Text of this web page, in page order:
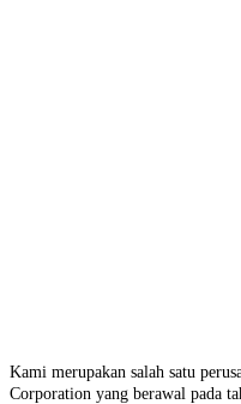
Kami merupakan salah satu
Corporation yang berawal pada